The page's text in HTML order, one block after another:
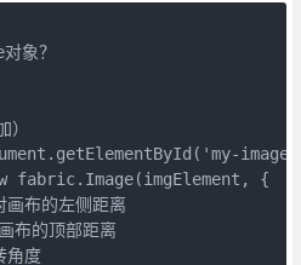
象？
fabric.Image(imgElement, {
布的左侧距离
布的顶部距离
角度